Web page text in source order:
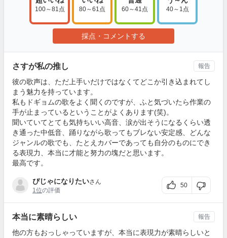
100～81点 80～61点 60～41点 40～1点
採点・コメントする
さすが私の推し
彼の歌声は、ただ上手いだけではなくてどこか引き込まれてし
まう魅力を持っています。
私もドギョムの歌をよく聞くのですが、ふと気づいたら作業の
手が止まっているということがよくあります(笑)。
聞いていてとても気持ちいい高音、涙が出そうになるくらい透
き通った中低音、踊りながら歌ってもブレない安定感、どんな
ジャンルの歌でも、たとえカバーであっても自分のものにでき
る表現力、本当に才能と努力の塊だと思います。
最高です。
ぴじゃになりたいさん
1位の評価
50
報告
本当に素晴らしい
他の方もおっしゃっていますが、本当に表現力が素晴らしいと
報告